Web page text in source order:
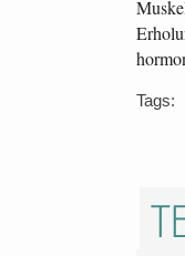
Tags: